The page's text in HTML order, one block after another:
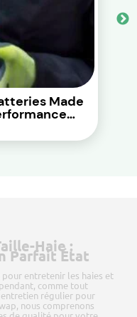
Made
Haie :
Parfait État
entretenir les haies et
comme tout
régulier pour
nous comprenons